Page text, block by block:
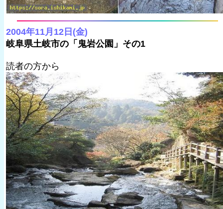
2004年11月12日(金)
岐阜県土岐市の「鬼岩公園」その1
読者の方から